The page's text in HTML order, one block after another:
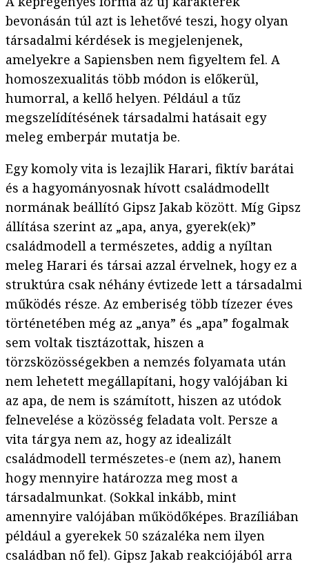
bevonásán túl azt is lehetővé teszi, hogy olyan
társadalmi kérdések is megjelenjenek,
amelyekre a Sapiensben nem figyeltem fel. A
homoszexualitás több módon is előkerül,
humorral, a kellő helyen. Például a tűz
megszelídítésének társadalmi hatásait egy
meleg emberpár mutatja be.
Egy komoly vita is lezajlik Harari, fiktív barátai
és a hagyományosnak hívott családmodellt
normának beállító Gipsz Jakab között. Míg Gipsz
állítása szerint az „apa, anya, gyerek(ek)”
családmodell a természetes, addig a nyíltan
meleg Harari és társai azzal érvelnek, hogy ez a
struktúra csak néhány évtizede lett a társadalmi
működés része. Az emberiség több tízezer éves
történetében még az „anya” és „apa” fogalmak
sem voltak tisztázottak, hiszen a
törzsközösségekben a nemzés folyamata után
nem lehetett megállapítani, hogy valójában ki
az apa, de nem is számított, hiszen az utódok
felnevelése a közösség feladata volt. Persze a
vita tárgya nem az, hogy az idealizált
családmodell természetes-e (nem az), hanem
hogy mennyire határozza meg most a
társadalmunkat. (Sokkal inkább, mint
amennyire valójában működőképes. Brazíliában
például a gyerekek 50 százaléka nem ilyen
családban nő fel). Gipsz Jakab reakciójából arra